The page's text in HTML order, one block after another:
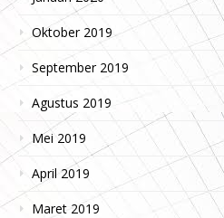
Oktober 2019
September 2019
Agustus 2019
Mei 2019
April 2019
Maret 2019